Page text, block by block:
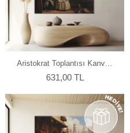
Aristokrat Toplantısı Kanvas
Tablo
631,00 TL